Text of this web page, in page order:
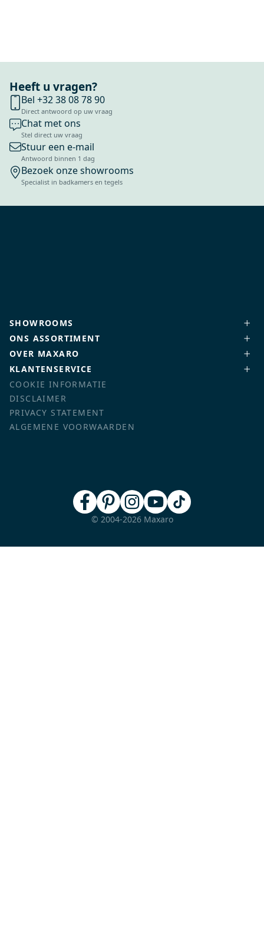
Heeft u vragen?
Bel +32 38 08 78 90
Direct antwoord op uw vraag
Chat met ons
Stel direct uw vraag
Stuur een e-mail
Antwoord binnen 1 dag
Bezoek onze showrooms
Specialist in badkamers en tegels
SHOWROOMS
ONS ASSORTIMENT
OVER MAXARO
KLANTENSERVICE
COOKIE INFORMATIE
DISCLAIMER
PRIVACY STATEMENT
ALGEMENE VOORWAARDEN
© 2004-2026 Maxaro